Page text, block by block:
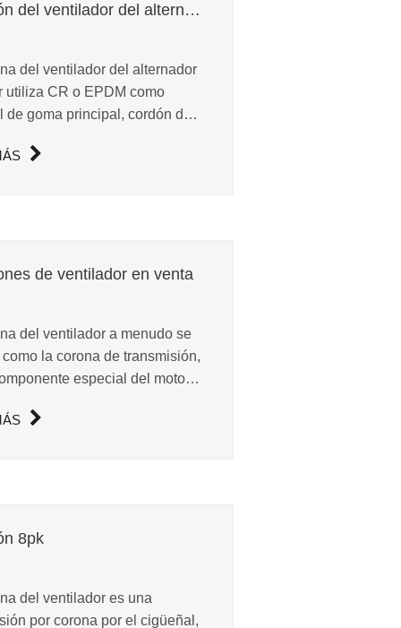
Cinturón del ventilador del alternador
del ventilador del alternador
utiliza CR o EPDM como
de goma principal, cordón de
fabricado estricante de
de ventilador en venta
del ventilador a menudo se
la corona de transmisión,
especial del motor
8pk
del ventilador es una
por corona por el cigüeñal,